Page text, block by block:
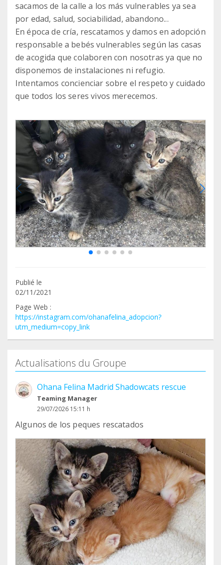
sacamos de la calle a los más vulnerables ya sea
por edad, salud, sociabilidad, abandono...
En época de cría, rescatamos y damos en adopción
responsable a bebés vulnerables según las casas
de acogida que colaboren con nosotras ya que no
disponemos de instalaciones ni refugio.
Intentamos concienciar sobre el respeto y cuidado
que todos los seres vivos merecemos.
Publié le
02/11/2021
Page Web :
https://instagram.com/ohanafelina_adopcion?
utm_medium=copy_link
Actualisations du Groupe
Ohana Felina Madrid Shadowcats rescue
Teaming Manager
29/07/2026 15:11 h
Algunos de los peques rescatados